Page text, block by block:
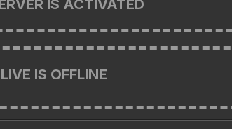
IS ACTIVATED
IS OFFLINE